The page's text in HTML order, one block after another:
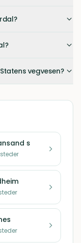
vegvesen?
s